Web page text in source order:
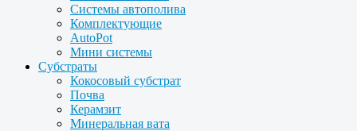
Системы автополива
Комплектующие
AutoPot
Мини системы
Субстраты
Кокосовый субстрат
Почва
Керамзит
Минеральная вата